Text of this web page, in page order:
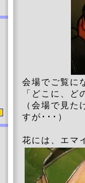
会場でご覧に
「どこに、
（会場で見
すが･･･）
花には、エマ